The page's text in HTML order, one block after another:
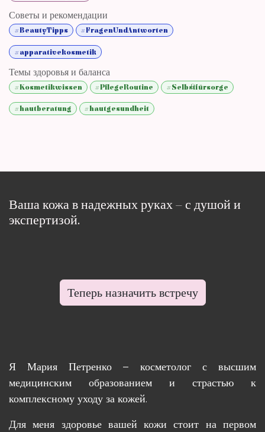
Советы и рекомендации
#BeautyTipps #FragenUndAntworten
#apparativekosmetik
Темы здоровья и баланса
#Kosmetikwissen #PflegeRoutine #Selbstfürsorge
#hautberatung #hautgesundheit
Ваша кожа в надежных руках – с душой и
экспертизой.
Теперь назначить встречу
Я Мария Петренко – косметолог с высшим
медицинским образованием и страстью к
комплексному уходу за кожей.
Для меня здоровье вашей кожи стоит на первом